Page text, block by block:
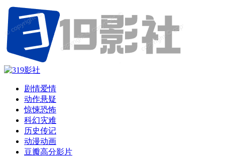
剧情爱情
动作悬疑
惊悚恐怖
科幻灾难
历史传记
动漫动画
豆瓣高分影片